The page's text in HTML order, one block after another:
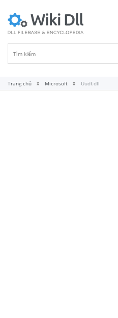
Trang chủ Microsoft Uudf.dll